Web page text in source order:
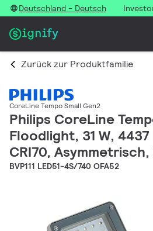
Deutschland - Deutsch
Zurück zur Produktfamilie
CoreLine Tempo Small Gen2
Philips CoreLine
Floodlight, 31 W,
CRI70, Asymmetrisch,
BVP111 LED51-4S/740 OFA52